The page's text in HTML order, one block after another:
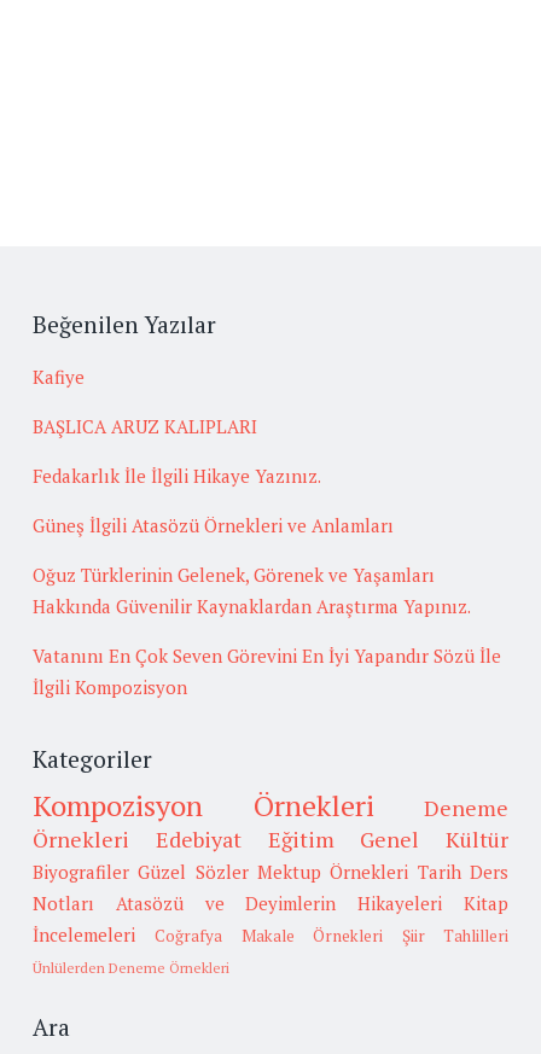
Beğenilen Yazılar
Kafiye
BAŞLICA ARUZ KALIPLARI
Fedakarlık İle İlgili Hikaye Yazınız.
Güneş İlgili Atasözü Örnekleri ve Anlamları
Oğuz Türklerinin Gelenek, Görenek ve Yaşamları
Hakkında Güvenilir Kaynaklardan Araştırma Yapınız.
Vatanını En Çok Seven Görevini En İyi Yapandır Sözü İle
İlgili Kompozisyon
Kategoriler
Kompozisyon Örnekleri
Deneme
Örnekleri
Edebiyat Eğitim Genel Kültür
Biyografiler Güzel Sözler Mektup Örnekleri Tarih Ders
Notları
Atasözü ve Deyimlerin Hikayeleri
Kitap
İncelemeleri
Coğrafya Makale Örnekleri Şiir Tahlilleri
Ünlülerden Deneme Örnekleri
Ara